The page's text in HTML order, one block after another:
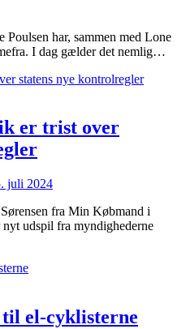
har, sammen med Lone
I dag gælder det nemlig…
er trist over
juli 2024
fra Min Købmand i
udspil fra myndighederne
til el-cyklisterne